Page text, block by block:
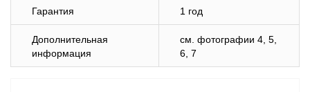
Гарантия 1 год
Дополнительная
информация
cм. фотографии 4, 5,
6, 7